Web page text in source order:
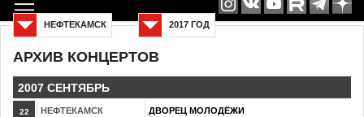
АРХИВ КОНЦЕРТОВ
2017 ГОД
НЕФТЕКАМСК
2007 СЕНТЯБРЬ
22 НЕФТЕКАМСК ДВОРЕЦ МОЛОДЁЖИ